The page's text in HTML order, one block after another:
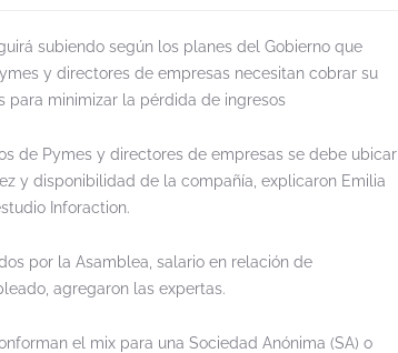
subiendo según los planes del Gobierno que
y directores de empresas necesitan cobrar su
para minimizar la pérdida de ingresos
de Pymes y directores de empresas se debe ubicar
y disponibilidad de la compañía, explicaron Emilia
Inforaction.
por la Asamblea, salario en relación de
agregaron las expertas.
el mix para una Sociedad Anónima (SA) o